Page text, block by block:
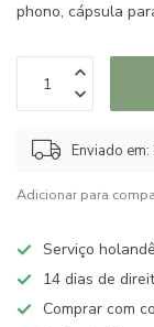
phono, cápsula
Enviado
Adicionar para
Serviço
14 dias de
Comprar com